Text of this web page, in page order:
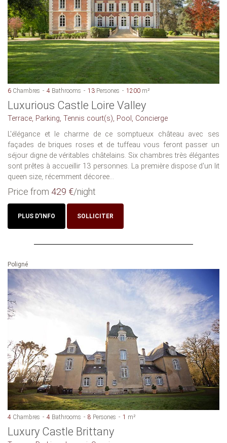
6 Chambres 4 Bathrooms 13 Persones 1200 m²
Luxurious Castle Loire Valley
Terrace, Parking, Tennis court(s), Pool, Concierge
L'élégance et le charme de ce somptueux château avec ses
façades de briques roses et de tuffeau vous feront passer un
séjour digne de véritables châtelains. Six chambres très élégantes
sont prêtes à accueillir 13 personnes. La première dispose d'un lit
queen size, récemment décoree...
Price from 429 €/night
PLUS D'INFO SOLLICITER
Poligné
4 Chambres 4 Bathrooms 8 Persones 1 m²
Luxury Castle Brittany